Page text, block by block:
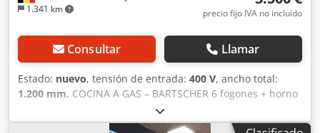
1.341 km
precio fijo IVA no incluído
Consultar Llamar
Estado: nuevo, tensión de entrada: 400 V, ancho total:
1.200 mm, COCINA A GAS – BARTSCHER 6 fogones + horno
eléctrico | NUEVO | NUNCA USADO En venta: cocina
profesional a gas completamente nueva, nunca utilizada,